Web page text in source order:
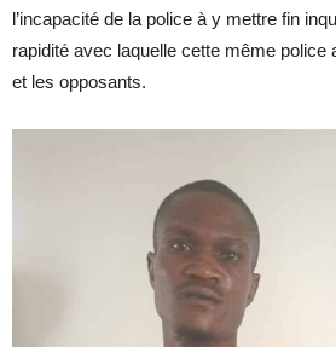
l’incapacité de la police à y mettre fin
rapidité avec laquelle cette même police
et les opposants.